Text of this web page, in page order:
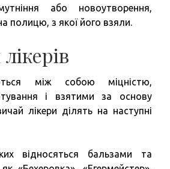
або новоутворення,
полицю, з якої його взяли.
між собою міцністю,
і взятими за основу
лікери ділять на наступні
відносяться бальзами та